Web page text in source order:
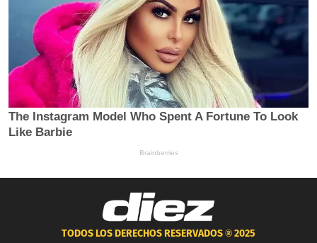
TODOS LOS DERECHOS RESERVADOS ®2025